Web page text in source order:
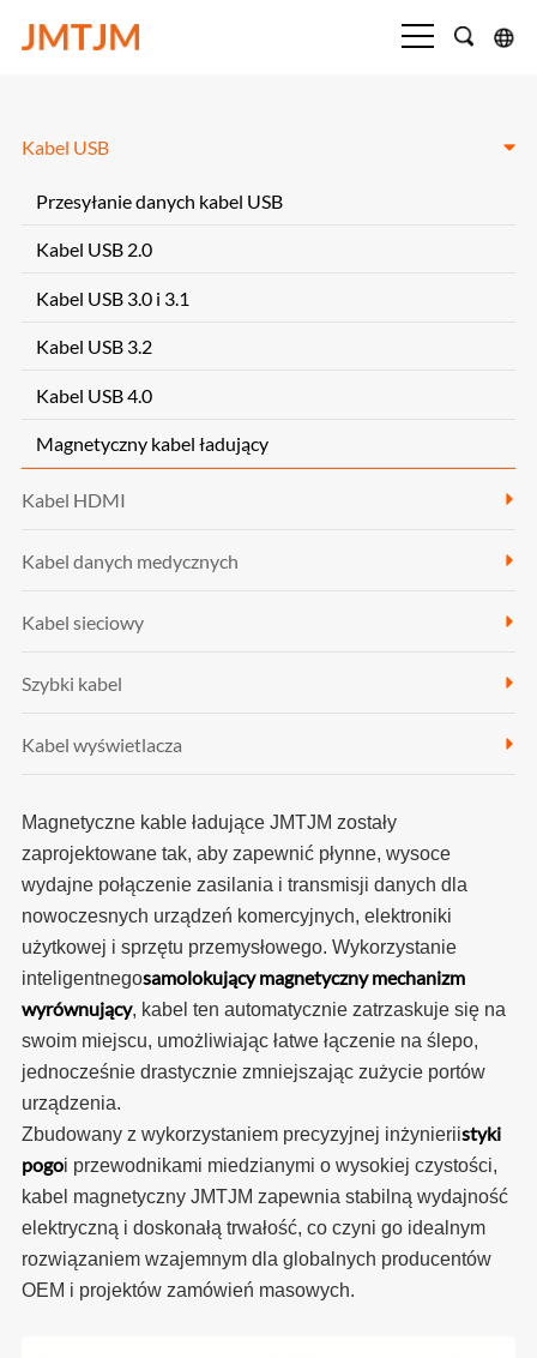
Kabel USB
Przesyłanie danych kabel USB
Kabel USB 2.0
Kabel USB 3.0 i 3.1
Kabel USB 3.2
Kabel USB 4.0
Magnetyczny kabel ładujący
Kabel HDMI
Kabel danych medycznych
Kabel sieciowy
Szybki kabel
Kabel wyświetlacza
Magnetyczne kable ładujące JMTJM zostały
zaprojektowane tak, aby zapewnić płynne, wysoce
wydajne połączenie zasilania i transmisji danych dla
nowoczesnych urządzeń komercyjnych, elektroniki
użytkowej i sprzętu przemysłowego. Wykorzystanie
inteligentnegosamolokujący magnetyczny mechanizm
wyrównujący, kabel ten automatycznie zatrzaskuje się na
swoim miejscu, umożliwiając łatwe łączenie na ślepo,
jednocześnie drastycznie zmniejszając zużycie portów
urządzenia.
Zbudowany z wykorzystaniem precyzyjnej inżynieriistyki
pogoi przewodnikami miedzianymi o wysokiej czystości,
kabel magnetyczny JMTJM zapewnia stabilną wydajność
elektryczną i doskonałą trwałość, co czyni go idealnym
rozwiązaniem wzajemnym dla globalnych producentów
OEM i projektów zamówień masowych.